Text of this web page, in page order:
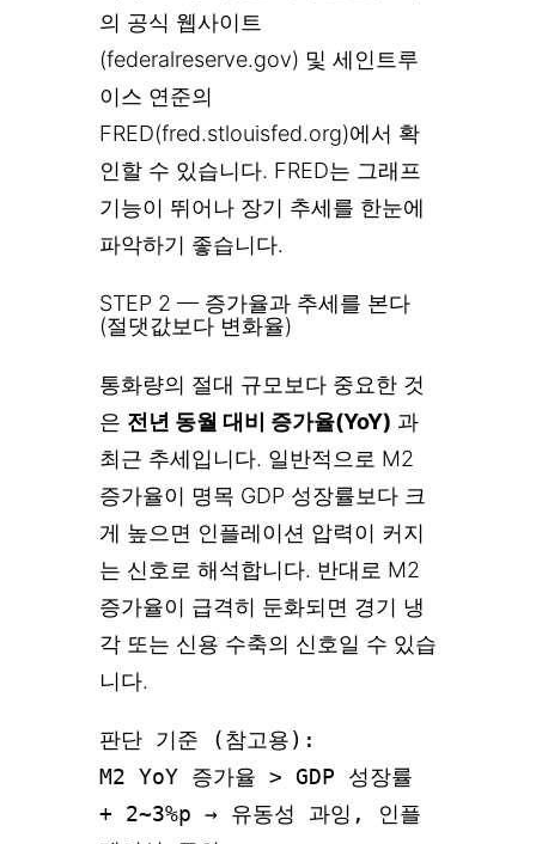
의 공식 웹사이트
(federalreserve.gov) 및 세인트루
이스 연준의
FRED(fred.stlouisfed.org)에서 확
인할 수 있습니다. FRED는 그래프
기능이 뛰어나 장기 추세를 한눈에
파악하기 좋습니다.
STEP 2 — 증가율과 추세를 본다
(절댓값보다 변화율)
통화량의 절대 규모보다 중요한 것
은 전년 동월 대비 증가율(YoY) 과
최근 추세입니다. 일반적으로 M2
증가율이 명목 GDP 성장률보다 크
게 높으면 인플레이션 압력이 커지
는 신호로 해석합니다. 반대로 M2
증가율이 급격히 둔화되면 경기 냉
각 또는 신용 수축의 신호일 수 있습
니다.
판단 기준 (참고용):
M2 YoY 증가율 > GDP 성장률
+ 2~3%p → 유동성 과잉, 인플